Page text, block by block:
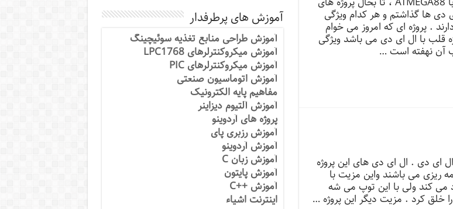
دی ها گذاشتم و هر کدام ویژگی
. پروژه ای که امروز می خوام
قلب با ال ای دی می باشد ویژگی
آن نهفته است …
ال ای دی . ال ای دی های این پروژه
ریزی می باشند واین مزیت با
می کند ولی با این توپ می شه
خلق کرد . مزیت دیگر این پروژه …
آموزش های پرطرفدار
آموزش طراحی منابع تغذیه سوئیچینگ
آموزش میکروکنترلرهای LPC1768
آموزش میکروکنترلرهای PIC
آموزش اتوماسیون صنعتی
مفاهیم پایه الکترونیک
آموزش آلتیوم دیزاینر
پروژه های آردوینو
آموزش رزبری پای
آموزش آردوینو
آموزش زبان C
آموزش پایتون
آموزش ++C
اینترنت اشیاء